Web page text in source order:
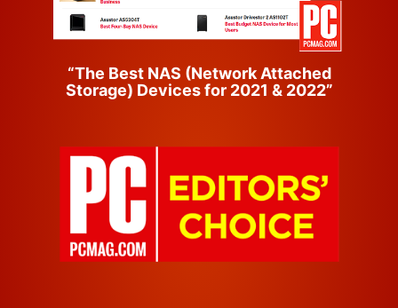
“The Best NAS (Network Attached
Storage) Devices for 2021 & 2022”